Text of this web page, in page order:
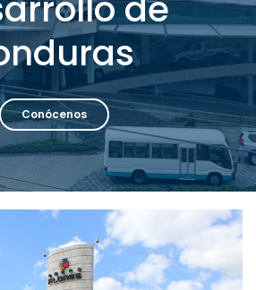
Conócenos